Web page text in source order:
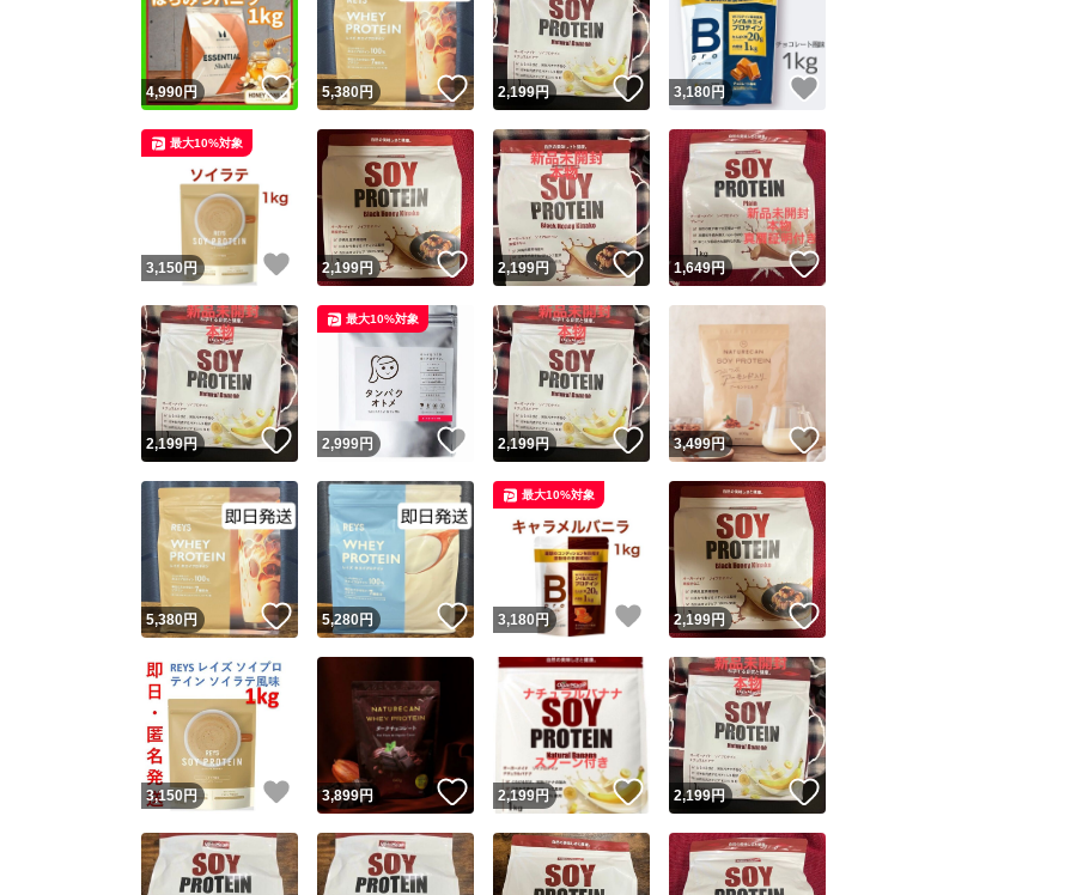
ユーザーの実績について
Yahoo!フリマが定めた一定の基準を満たしたユーザーにバッジを付与しています
安心取引出品者
安心取引出品者 Yahoo!フリマの基準をクリアした安心・安全なユーザーです
取引実績
取引実績◯+ このユーザーはYahoo!フリマの取引を完了させた実績があります
他フリマ実績◯+ このユーザーは他フリマサービスでの取引実績があります
スピード&安心発送
※このバッジは実績に基づく表示であり、発送を保証しているものではありません
この商品の情報をコピーします
商品画像の 無断転載は禁止されています
コピーは1商品につき1回です
出品ページへ
キャンセル
4,990円 いいね！
5,380円 いいね！
2,199円 いいね！
3,180円
3,150円 いいね！
最大10%対象
2,199円 いいね！
2,199円 いいね！
1,649円
2,199円 いいね！
2,999円 いいね！
最大10%対象
2,199円 いいね！
3,499円 いいね！
5,380円 いいね！
5,280円 いいね！
3,180 円 いいね！
最大10%対象
2,199円 いいね！
3,150円 いいね！
3,899円 いいね！
2,199円 いいね！
2,199円